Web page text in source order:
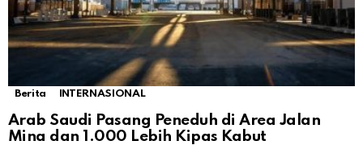
Berita INTERNASIONAL
Arab Saudi Pasang Peneduh di Area Jalan
Mina dan 1.000 Lebih Kipas Kabut